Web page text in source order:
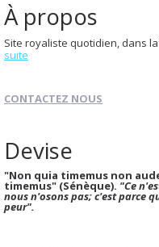
À propos
Site royaliste quotidien, dans
suite
CONTACTEZ NOUS
Devise
"Non quia timemus non
timemus" (Sénèque). "Ce
nous n'osons pas; c'est parce
peur".